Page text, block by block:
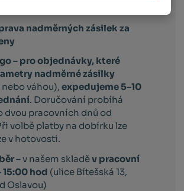
nadměrných zásilek za
– pro objednávky, které
nadměrné zásilky
váhou),expedujeme 5–10
. Doručování probíhá
dvou pracovních dnů od
volbě platby na dobírku lze
v hotovosti.
–v našem skladěv pracovní
15:00 hod (ulice Bítešská 13,
Oslavou)